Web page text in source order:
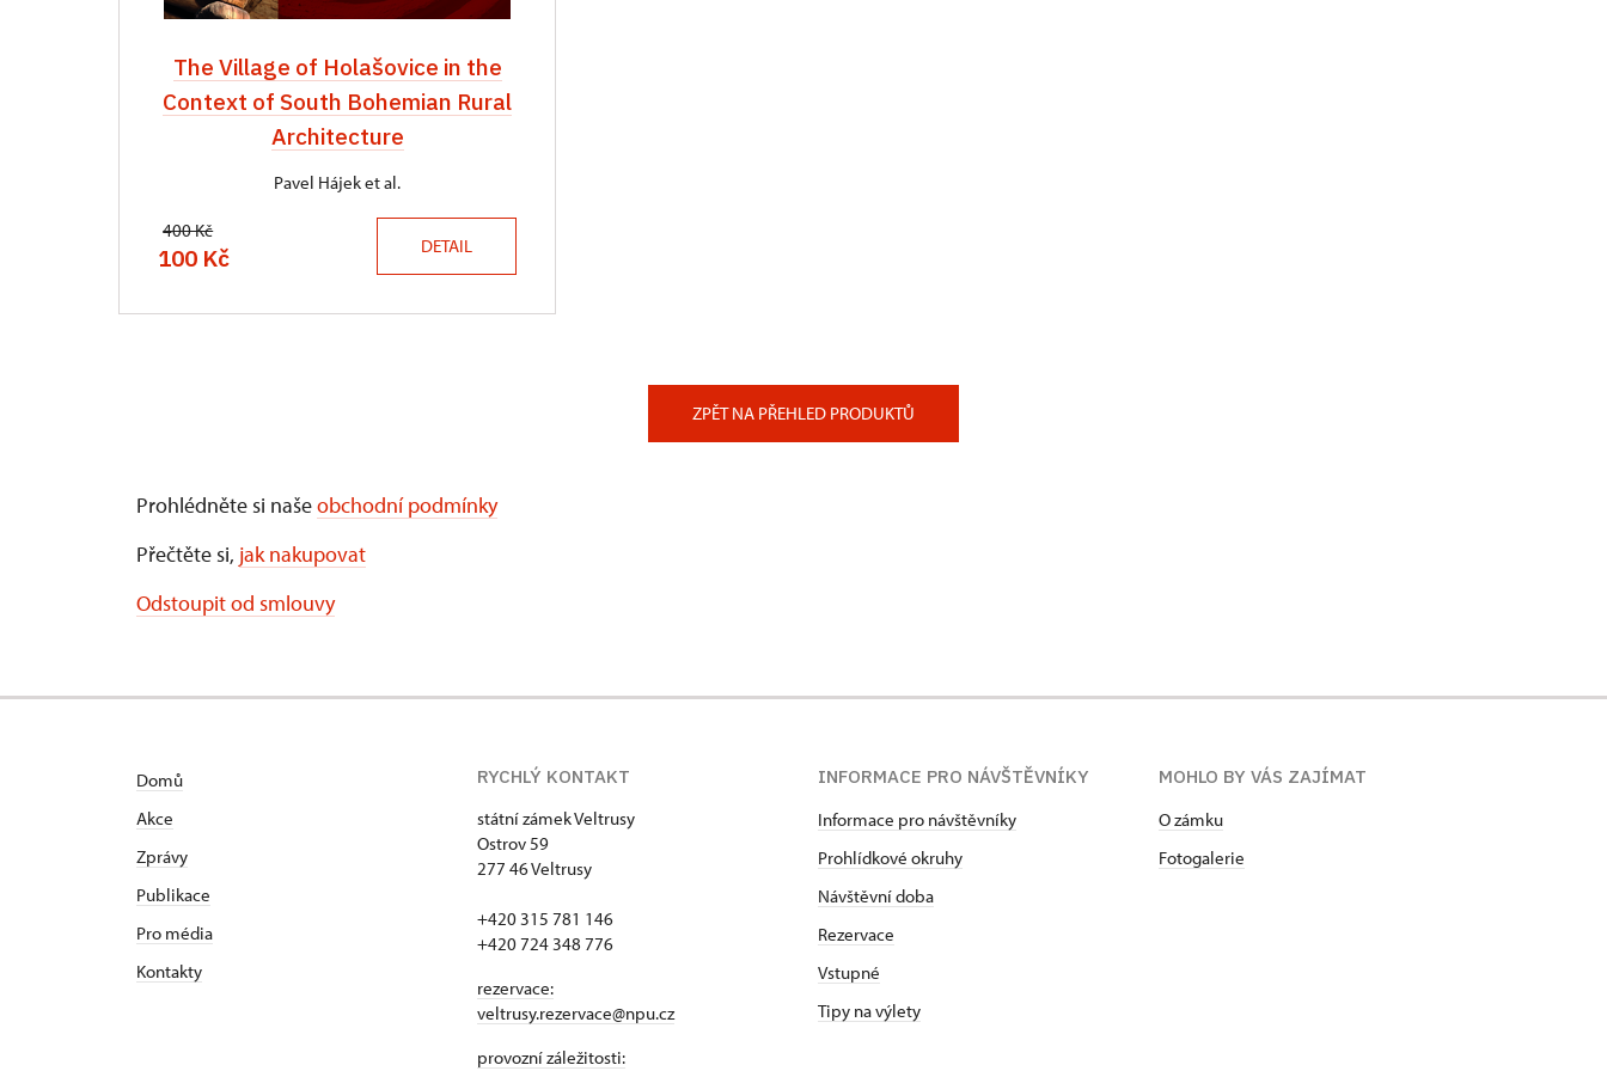
The Village of Holašovice in the
Context of South Bohemian Rural
Architecture
Pavel Hájek et al.
400 Kč
100 Kč DETAIL
ZPĚT NA PŘEHLED PRODUKTŮ
Prohlédněte si našeobchodní podmínky
Přečtěte si, jak nakupovat
Odstoupit od smlouvy
Domů
Akce
Zprávy
Publikace
Pro média
Kontakty
RYCHLÝ KONTAKT
státní zámek Veltrusy
Ostrov 59
277 46 Veltrusy
+420 315 781 146
+420 724 348 776
rezervace:
veltrusy.rezervace@npu.cz
provozní záležitosti:
INFORMACE PRO NÁVŠTĚVNÍKY
Informace pro návštěvníky
Prohlídkové okruhy
Návštěvní doba
Rezervace
Vstupné
Tipy na výlety
MOHLO BY VÁS ZAJÍMAT
O zámku
Fotogalerie